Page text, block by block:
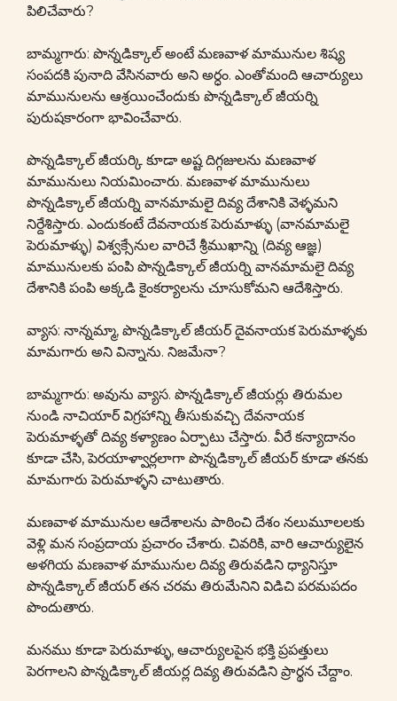
పిలిచేవారు?
బామ్మగారు: పొన్నడిక్కాల్ అంటే మణవాళ మామునుల శిష్య
సంపదకి పునాది వేసినవారు అని అర్ధం. ఎంతోమంది ఆచార్యులు
మామునులను ఆశ్రయించేందుకు పొన్నడిక్కాల్ జీయర్ని
పురుషకారంగా భావించేవారు.
పొన్నడిక్కాల్ జీయర్కి కూడా అష్ట దిగ్గజులను మణవాళ
మామునులు నియమించారు. మణవాళ మామునులు
పొన్నడిక్కాల్ జీయర్ని వానమామలై దివ్య దేశానికి వెళ్ళమని
నిర్దేశిస్తారు. ఎందుకంటే దేవనాయక పెరుమాళ్ళు (వానమామలై
పెరుమాళ్ళు) విశ్వక్సేనుల వారిచే శ్రీముఖాన్ని (దివ్య ఆజ్ఞ)
మామునులకు పంపి పొన్నడిక్కాల్ జీయర్ని వానమామలై దివ్య
దేశానికి పంపి అక్కడి కైంకర్యాలను చూసుకోమని ఆదేశిస్తారు.
వ్యాస: నాన్నమ్మా, పొన్నడిక్కాల్ జీయర్ దైవనాయక పెరుమాళ్ళకు
మామగారు అని విన్నాను. నిజమేనా?
బామ్మగారు: అవును వ్యాస. పొన్నడిక్కాల్ జీయర్లు తిరుమల
నుండి నాచియార్ విగ్రహాన్ని తీసుకువచ్చి దేవనాయక
పెరుమాళ్ళతో దివ్య కళ్యాణం ఏర్పాటు చేస్తారు. వీరే కన్యాదానం
కూడా చేసి, పెరయాళ్వార్లలాగా పొన్నడిక్కాల్ జీయర్ కూడా తనకు
మామగారు పెరుమాళ్ళని చాటుతారు.
మణవాళ మామునుల ఆదేశాలను పాఠించి దేశం నలుమూలలకు
వెళ్లి మన సంప్రదాయ ప్రచారం చేశారు. చివరికి, వారి ఆచార్యులైన
అళగియ మణవాళ మామునుల దివ్య తిరువడిని ధ్యానిస్తూ
పొన్నడిక్కాల్ జీయర్ తన చరమ తిరుమేనిని విడిచి పరమపదం
పొందుతారు.
మనము కూడా పెరుమాళ్ళు, ఆచార్యులపైన భక్తి ప్రపత్తులు
పెరగాలని పొన్నడిక్కాల్ జీయర్ల దివ్య తిరువడిని ప్రార్థన చేద్దాం.